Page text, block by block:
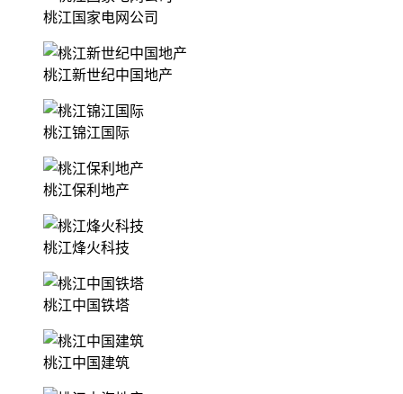
桃江国家电网公司
桃江新世纪中国地产
桃江锦江国际
桃江保利地产
桃江烽火科技
桃江中国铁塔
桃江中国建筑